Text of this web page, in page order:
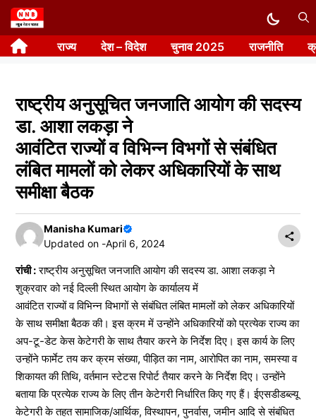
Skip
to
content राज्य देश – विदेश चुनाव 2025 राजनीति
राष्ट्रीय अनुसूचित जनजाति आयोग की सदस्य
डा. आशा लकड़ा ने
आवंटित राज्यों व विभिन्न विभगों से संबंधित
लंबित मामलों को लेकर अधिकारियों के साथ
समीक्षा बैठक
Manisha Kumari
Updated on -April 6, 2024
रांची :राष्ट्रीय अनुसूचित जनजाति आयोग की सदस्य डा. आशा लकड़ा ने
शुक्रवार को नई दिल्ली स्थित आयोग के कार्यालय में
आवंटित राज्यों व विभिन्न विभागों से संबंधित लंबित मामलों को लेकर अधिकारियों
के साथ समीक्षा बैठक की। इस क्रम में उन्होंने अधिकारियों को प्रत्येक राज्य का
अप-टू-डेट केस केटेगरी के साथ तैयार करने के निर्देश दिए। इस कार्य के लिए
उन्होंने फार्मेट तय कर क्रम संख्या, पीड़ित का नाम, आरोपित का नाम, समस्या व
शिकायत की तिथि, वर्तमान स्टेटस रिपोर्ट तैयार करने के निर्देश दिए। उन्होंने
बताया कि प्रत्येक राज्य के लिए तीन केटेगरी निर्धारित किए गए हैं। ईएसडीडब्ल्यू
केटेगरी के तहत सामाजिक/आर्थिक, विस्थापन, पुनर्वास, जमीन आदि से संबंधित